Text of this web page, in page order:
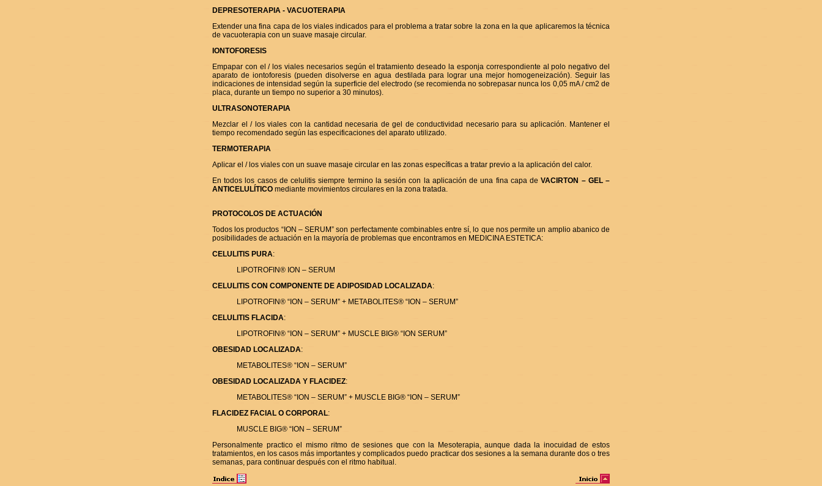
DEPRESOTERAPIA - VACUOTERAPIA
Extender una fina capa de los viales indicados para el problema a tratar sobre la zona en la que aplicaremos la técnica
de vacuoterapia con un suave masaje circular.
IONTOFORESIS
Empapar con el / los viales necesarios según el tratamiento deseado la esponja correspondiente al polo negativo del
aparato de iontoforesis (pueden disolverse en agua destilada para lograr una mejor homogeneización). Seguir las
indicaciones de intensidad según la superficie del electrodo (se recomienda no sobrepasar nunca los 0,05 mA / cm2 de
placa, durante un tiempo no superior a 30 minutos).
ULTRASONOTERAPIA
Mezclar el / los viales con la cantidad necesaria de gel de conductividad necesario para su aplicación. Mantener el
tiempo recomendado según las especificaciones del aparato utilizado.
TERMOTERAPIA
Aplicar el / los viales con un suave masaje circular en las zonas específicas a tratar previo a la aplicación del calor.
En todos los casos de celulitis siempre termino la sesión con la aplicación de una fina capa deVACIRTON – GEL –
ANTICELULÍTICO mediante movimientos circulares en la zona tratada.
PROTOCOLOS DE ACTUACIÓN
Todos los productos “ION – SERUM” son perfectamente combinables entre sí, lo que nos permite un amplio abanico de
posibilidades de actuación en la mayoría de problemas que encontramos en MEDICINA ESTETICA:
CELULITIS PURA:
LIPOTROFIN® ION – SERUM
CELULITIS CON COMPONENTE DE ADIPOSIDAD LOCALIZADA:
LIPOTROFIN® “ION – SERUM” + METABOLITES® “ION – SERUM”
CELULITIS FLACIDA:
LIPOTROFIN® “ION – SERUM” + MUSCLE BIG® “ION SERUM”
OBESIDAD LOCALIZADA:
METABOLITES® “ION – SERUM”
OBESIDAD LOCALIZADA Y FLACIDEZ:
METABOLITES® “ION – SERUM” + MUSCLE BIG® “ION – SERUM”
FLACIDEZ FACIAL O CORPORAL:
MUSCLE BIG® “ION – SERUM”
Personalmente practico el mismo ritmo de sesiones que con la Mesoterapia, aunque dada la inocuidad de estos
tratamientos, en los casos más importantes y complicados puedo practicar dos sesiones a la semana durante dos o tres
semanas, para continuar después con el ritmo habitual.